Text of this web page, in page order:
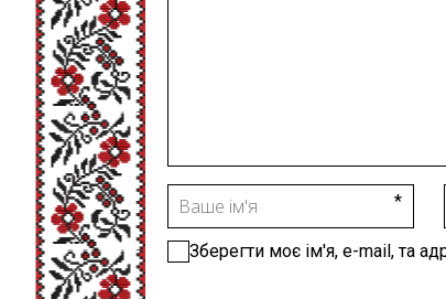
Зберегти моє ім'я, e-mail, та